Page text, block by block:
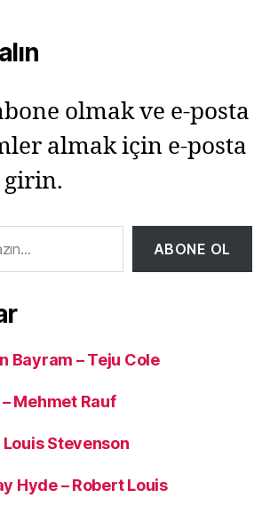
olmak ve e-posta
almak için e-posta
ABONE OL
Bayram – Teju Cole
– Mehmet Rauf
Louis Stevenson
Hyde – Robert Louis